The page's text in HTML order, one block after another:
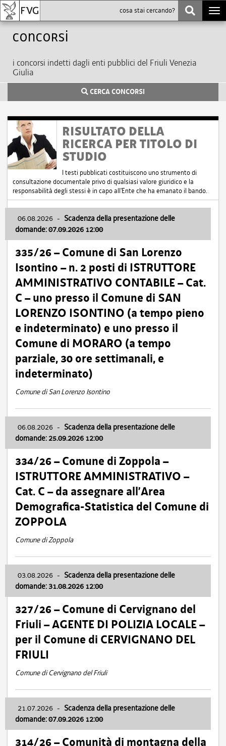
Concorsi
i concorsi indetti dagli enti pubblici del Friuli Venezia
Giulia
CERCA CONCORSI
RISULTATO DELLA
RICERCA PER TITOLO DI
STUDIO
I testi pubblicati costituiscono uno strumento di
consultazione documentale privo di qualsiasi valore giuridico e la
responsabilità degli stessi è in capo all'Ente che ha emanato il bando.
06.08.2026 - Scadenza della presentazione delle
domande: 07.09.2026 12:00
335/26 – Comune di San Lorenzo
Isontino – n. 2 posti di ISTRUTTORE
AMMINISTRATIVO CONTABILE – Cat.
C – uno presso il Comune di SAN
LORENZO ISONTINO (a tempo pieno
e indeterminato) e uno presso il
Comune di MORARO (a tempo
parziale, 30 ore settimanali, e
indeterminato)
Comune di San Lorenzo Isontino
06.08.2026 - Scadenza della presentazione delle
domande: 25.09.2026 12:00
334/26 – Comune di Zoppola –
ISTRUTTORE AMMINISTRATIVO –
Cat. C – da assegnare all’Area
Demografica-Statistica del Comune di
ZOPPOLA
Comune di Zoppola
03.08.2026 - Scadenza della presentazione delle
domande: 31.08.2026 12:00
327/26 – Comune di Cervignano del
Friuli – AGENTE DI POLIZIA LOCALE –
per il Comune di CERVIGNANO DEL
FRIULI
Comune di Cervignano del Friuli
21.07.2026 - Scadenza della presentazione delle
domande: 07.09.2026 12:00
314/26 – Comunità di montagna della